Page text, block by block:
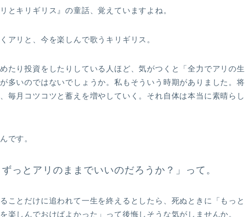
とキリギリス』の童話、覚えていますよね。
アリと、今を楽しんで歌うキリギリス。
たり投資をしたりしている人ほど、気がつくと「全力でアリの生
多いのではないでしょうか。私もそういう時期がありました。将
毎月コツコツと蓄えを増やしていく。それ自体は本当に素晴らし
です。
ずっとアリのままでいいのだろうか？」って。
ことだけに追われて一生を終えるとしたら、死ぬときに「もっと
楽しんでおけばよかった」って後悔しそうな気がしませんか。